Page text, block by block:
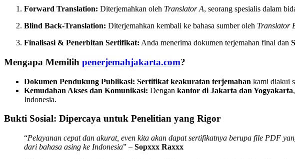
Forward Translation: Diterjemahkan oleh Translator A, seorang spesialis dalam
Blind Back-Translation: Diterjemahkan kembali ke bahasa sumber oleh Translator
Finalisasi & Penerbitan Sertifikat: Anda menerima dokumen terjemahan final dan
Mengapa Memilih penerjemahjakarta.com?
Dokumen Pendukung Publikasi: Sertifikat keakuratan terjemahan kami diakui
Kemudahan Akses dan Komunikasi: Dengan kantor di Jakarta dan Yogyakarta
Indonesia.
Bukti Sosial: Dipercaya untuk Penelitian yang Rigor
“Pelayanan cepat dan akurat, even kita akan dapat sertifikatnya berupa file PDF
dari bahasa asing ke Indonesia” – Sopxxx Raxxx